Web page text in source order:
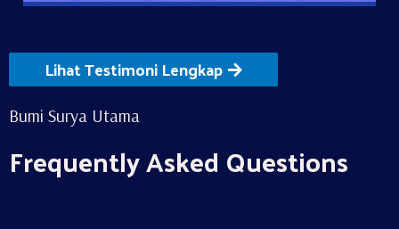
Lihat Testimoni Lengkap
Bumi Surya Utama
Frequently Asked Questions